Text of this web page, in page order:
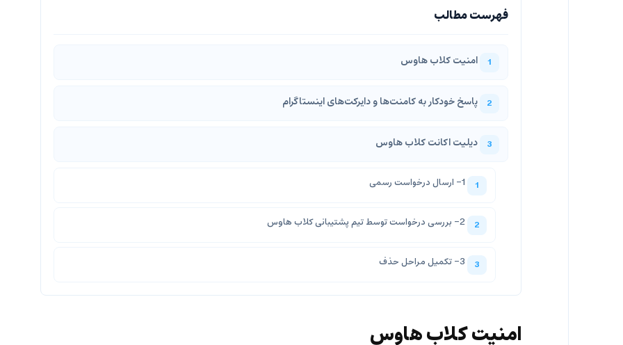
امنیت کلاب هاوس
پاسخ خودکار به کامنت‌ها و دایرکت‌های اینستاگرام
دیلیت اکانت کلاب هاوس
1- ارسال درخواست رسمی
2- بررسی درخواست توسط تیم پشتیبانی کلاب هاوس
3- تکمیل مراحل حذف
امنیت کلاب هاوس